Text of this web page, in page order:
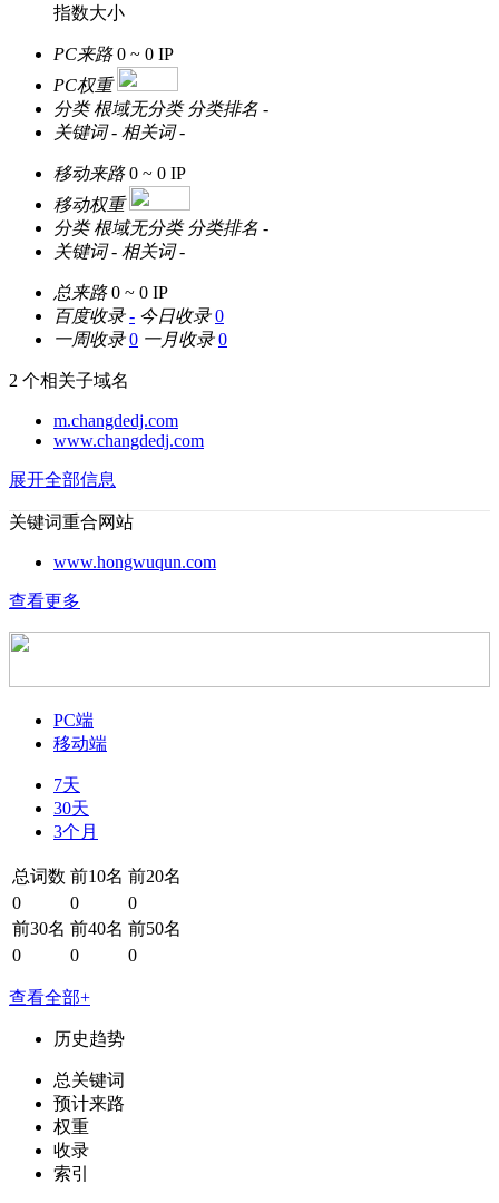
指数大小
PC来路 0 ~ 0 IP
PC权重
分类 根域无分类 分类排名 -
关键词 - 相关词 -
移动来路 0 ~ 0 IP
移动权重
分类 根域无分类 分类排名 -
关键词 - 相关词 -
总来路 0 ~ 0 IP
百度收录 - 今日收录 0
一周收录 0 一月收录 0
2 个相关子域名
m.changdedj.com
www.changdedj.com
展开全部信息
关键词重合网站
www.hongwuqun.com
查看更多
PC端
移动端
7天
30天
3个月
总词数 前10名 前20名
0
0
0
前30名 前40名 前50名
0
0 0
查看全部+
历史趋势
总关键词
预计来路
权重
收录
索引